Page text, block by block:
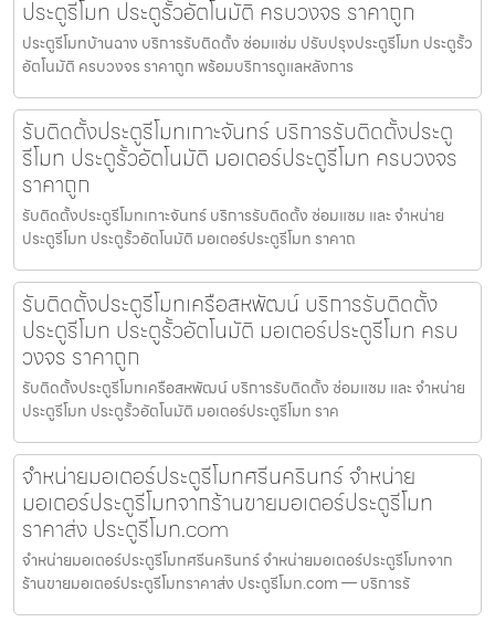
ประตูรีโมท ประตูรั้วอัตโนมัติ ครบวงจร ราคาถูก
ประตูรีโมทบ้านฉาง บริการรับติดตั้ง ซ่อมแซ่ม ปรับปรุงประตูรีโมท ประตูรั้ว
อัตโนมัติ ครบวงจร ราคาถูก พร้อมบริการดูแลหลังการ
รับติดตั้งประตูรีโมทเกาะจันทร์ บริการรับติดตั้งประตู
รีโมท ประตูรั้วอัตโนมัติ มอเตอร์ประตูรีโมท ครบวงจร
ราคาถูก
รับติดตั้งประตูรีโมทเกาะจันทร์ บริการรับติดตั้ง ซ่อมแซม และ จำหน่าย
ประตูรีโมท ประตูรั้วอัตโนมัติ มอเตอร์ประตูรีโมท ราคาถ
รับติดตั้งประตูรีโมทเครือสหพัฒน์ บริการรับติดตั้ง
ประตูรีโมท ประตูรั้วอัตโนมัติ มอเตอร์ประตูรีโมท ครบ
วงจร ราคาถูก
รับติดตั้งประตูรีโมทเครือสหพัฒน์ บริการรับติดตั้ง ซ่อมแซม และ จำหน่าย
ประตูรีโมท ประตูรั้วอัตโนมัติ มอเตอร์ประตูรีโมท ราค
จำหน่ายมอเตอร์ประตูรีโมทศรีนครินทร์ จำหน่าย
มอเตอร์ประตูรีโมทจากร้านขายมอเตอร์ประตูรีโมท
ราคาส่ง ประตูรีโมท.com
จำหน่ายมอเตอร์ประตูรีโมทศรีนครินทร์ จำหน่ายมอเตอร์ประตูรีโมทจาก
ร้านขายมอเตอร์ประตูรีโมทราคาส่ง ประตูรีโมท.com — บริการรั